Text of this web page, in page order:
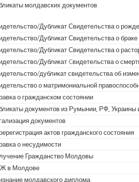
молдавских документов
Дубликат Свидетельства о
Дубликат Свидетельства о браке
Дубликат Свидетельства о
Дубликат Cвидетельства о
дубликат свидетельства об
о матримониальной
о гражданском состоянии
документов из Румынии, РФ, Украины
документов
актов гражданского состояния
о несудимости
Гражданство Молдовы
в Молдове
FOR
Home/2024 / Декабрь
в